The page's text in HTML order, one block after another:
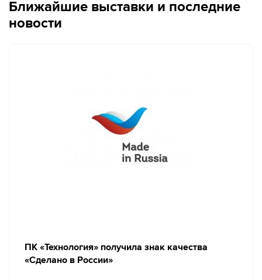
Ближайшие выставки и последние
новости
ПК «Технология» получила знак качества
«Сделано в России»